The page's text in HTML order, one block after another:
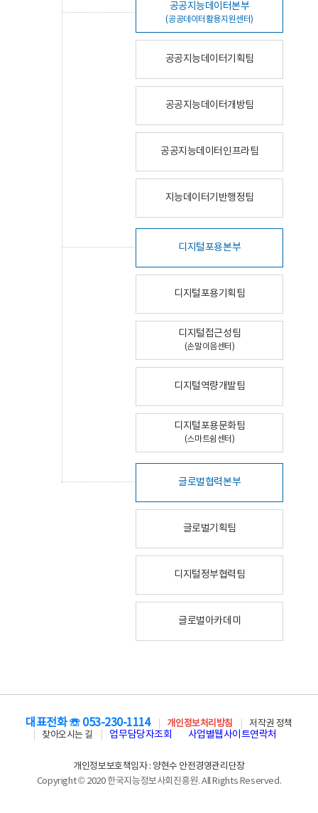
공공지능데이터본부
(공공데이터활용지원센터)
공공지능데이터기획팀
공공지능데이터개방팀
공공지능데이터인프라팀
지능데이터기반행정팀
디지털포용본부
디지털포용기획팀
디지털접근성팀
(손말이음센터)
디지털역량개발팀
디지털포용문화팀
(스마트쉼센터)
글로벌협력본부
글로벌기획팀
디지털정부협력팀
글로벌아카데미
대표전화 ☏ 053-230-1114 개인정보처리방침
저작권 정책
찾아오시는 길
업무담당자조회 사업별웹사이트연락처
개인정보보호책임자 : 양현수 안전경영관리단장
Copyright © 2020 한국지능정보사회진흥원. All Rights Reserved.